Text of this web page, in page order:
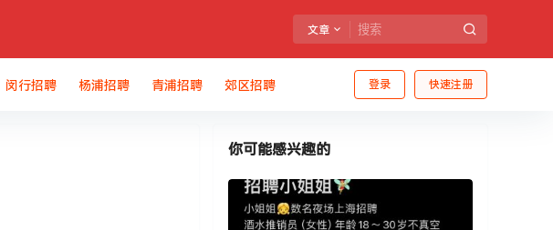
文章
登录 快速注册
闵行招聘 杨浦招聘 青浦招聘 郊区招聘
你可能感兴趣的